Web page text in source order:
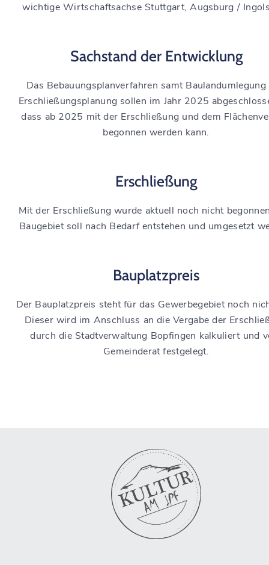
wichtige Wirtschaftsachse Stuttgart, Augsburg /
Sachstand der Entwicklung
Das Bebauungsplanverfahren samt Baulandumlegung
Erschließungsplanung sollen im Jahr 2025
dass ab 2025 mit der Erschließung und dem
begonnen werden kann.
Erschließung
Mit der Erschließung wurde aktuell noch nicht
Baugebiet soll nach Bedarf entstehen und umgesetzt
Bauplatzpreis
Der Bauplatzpreis steht für das Gewerbegebiet noch
Dieser wird im Anschluss an die Vergabe der
durch die Stadtverwaltung Bopfingen kalkuliert und
Gemeinderat festgelegt.